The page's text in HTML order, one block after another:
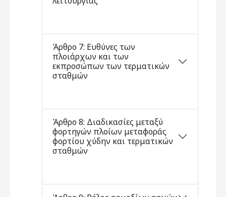
Άρθρο 7: Ευθύνες των
πλοιάρχων και των
εκπροσώπων των τερματικών
σταθμών
Άρθρο 8: Διαδικασίες μεταξύ
φορτηγών πλοίων μεταφοράς
φορτίου χύδην και τερματικών
σταθμών